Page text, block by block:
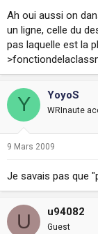
Ah oui aussi on
un ligne, celle du
pas laquelle est la
Y YoyoS
WRInaute
9 Mars 2009
Je savais pas que
U u94082
Guest